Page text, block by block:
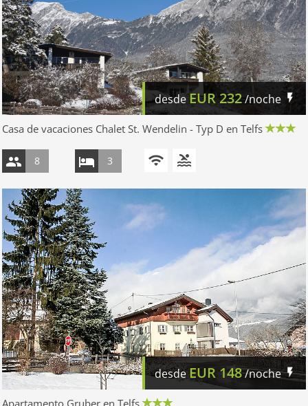
desde EUR232/noche
Casa de vacaciones Chalet St. Wendelin - Typ D en Telfs
8 3
desdeEUR 148/noche